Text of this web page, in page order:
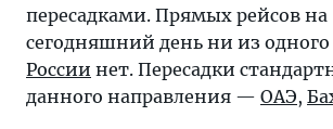
пересадками. Прямых рейсов на
сегодняшний день ни из одного
России нет. Пересадки
данного направления — ОАЭ,